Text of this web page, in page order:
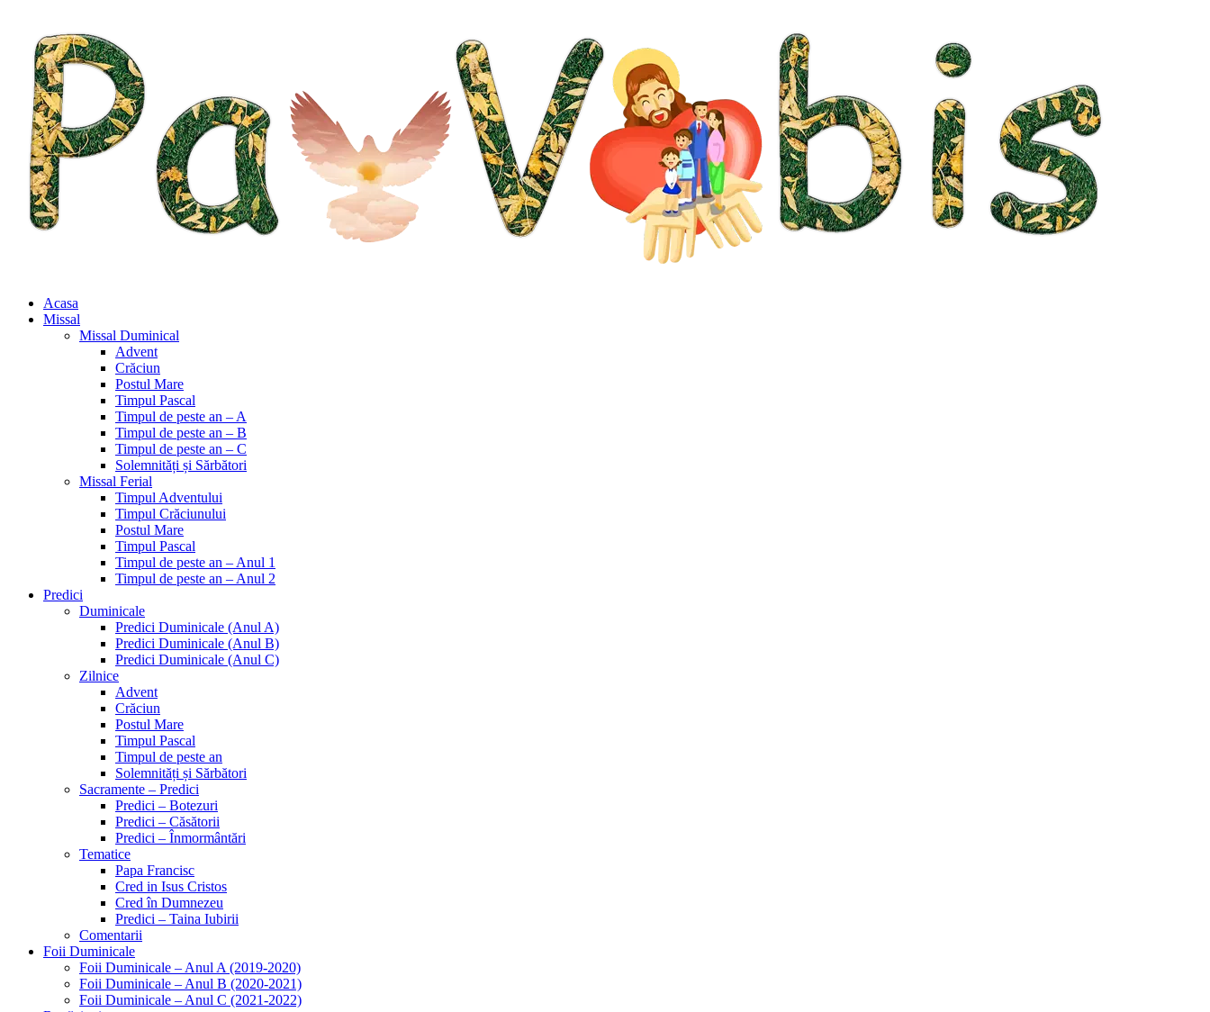
Acasa
Missal
Missal Duminical
Advent
Crăciun
Postul Mare
Timpul Pascal
Timpul de peste an – A
Timpul de peste an – B
Timpul de peste an – C
Solemnități și Sărbători
Missal Ferial
Timpul Adventului
Timpul Crăciunului
Postul Mare
Timpul Pascal
Timpul de peste an – Anul 1
Timpul de peste an – Anul 2
Predici
Duminicale
Predici Duminicale (Anul A)
Predici Duminicale (Anul B)
Predici Duminicale (Anul C)
Zilnice
Advent
Crăciun
Postul Mare
Timpul Pascal
Timpul de peste an
Solemnități și Sărbători
Sacramente – Predici
Predici – Botezuri
Predici – Căsătorii
Predici – Înmormântări
Tematice
Papa Francisc
Cred in Isus Cristos
Cred în Dumnezeu
Predici – Taina Iubirii
Comentarii
Foii Duminicale
Foii Duminicale – Anul A (2019-2020)
Foii Duminicale – Anul B (2020-2021)
Foii Duminicale – Anul C (2021-2022)